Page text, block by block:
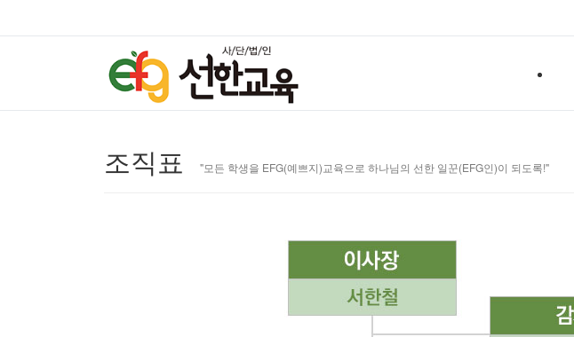
조직표 "모든 학생을 EFG(예쁘지)교육으로 하나님의 선한 일꾼(EFG인)이 되도록!"